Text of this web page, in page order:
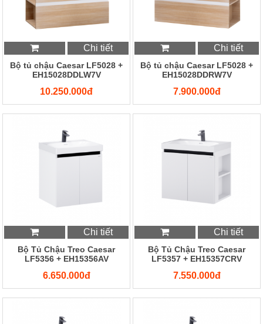
Chi tiết
Bộ tủ chậu Caesar LF5028 +
EH15028DDLW7V
10.250.000đ
Chi tiết
Bộ tủ chậu Caesar LF5028 +
EH15028DDRW7V
7.900.000đ
Chi tiết
Bộ Tủ Chậu Treo Caesar
LF5356 + EH15356AV
6.650.000đ
Chi tiết
Bộ Tủ Chậu Treo Caesar
LF5357 + EH15357CRV
7.550.000đ